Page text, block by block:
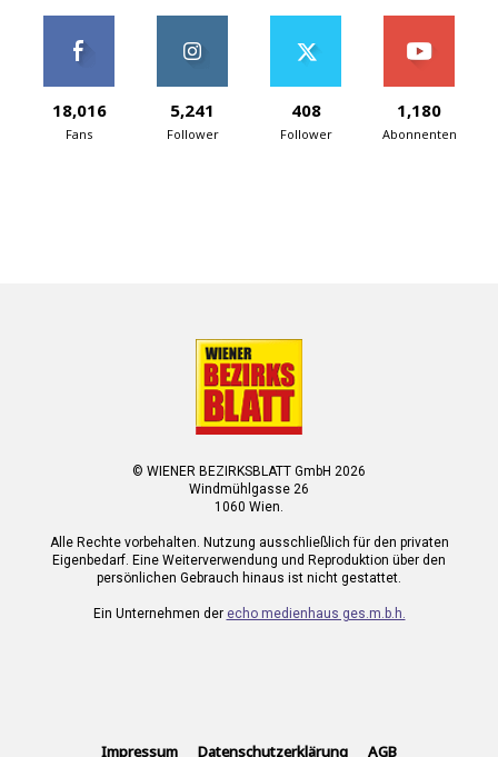
18,016
Fans
5,241
Follower
408
Follower
1,180
Abonnenten
© WIENER BEZIRKSBLATT GmbH 2026
Windmühlgasse 26
1060 Wien.
Alle Rechte vorbehalten. Nutzung ausschließlich für den privaten
Eigenbedarf. Eine Weiterverwendung und Reproduktion über den
persönlichen Gebrauch hinaus ist nicht gestattet.
Ein Unternehmen der echo medienhaus ges.m.b.h.
Impressum Datenschutzerklärung AGB